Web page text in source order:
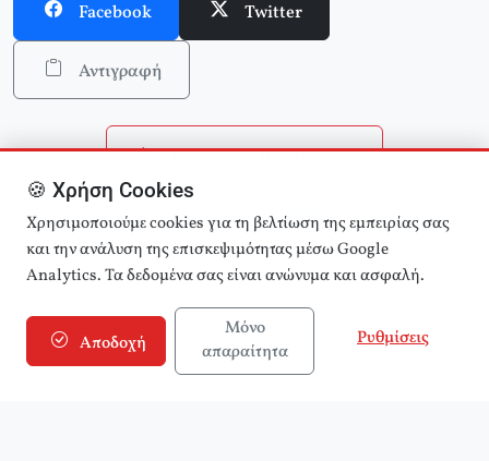
Facebook Twitter
Αντιγραφή
Επιστροφή στην αρχική
Αναζήτηση άρθρων
🍪 Χρήση Cookies
Χρησιμοποιούμε cookies για τη βελτίωση της εμπειρίας σας
και την ανάλυση της επισκεψιμότητας μέσω Google
Analytics. Τα δεδομένα σας είναι ανώνυμα και ασφαλή.
Αποδοχή
Μόνο
απαραίτητα
Ρυθμίσεις